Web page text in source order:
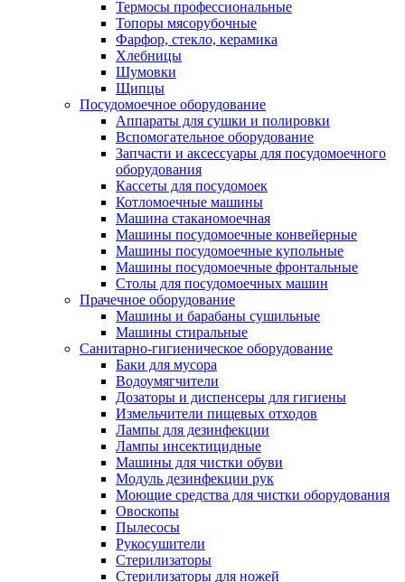
Термосы профессиональные
Топоры мясорубочные
Фарфор, стекло, керамика
Хлебницы
Шумовки
Щипцы
Посудомоечное оборудование
Аппараты для сушки и полировки
Вспомогательное оборудование
Запчасти и аксессуары для посудомоечного
оборудования
Кассеты для посудомоек
Котломоечные машины
Машина стаканомоечная
Машины посудомоечные конвейерные
Машины посудомоечные купольные
Машины посудомоечные фронтальные
Столы для посудомоечных машин
Прачечное оборудование
Машины и барабаны сушильные
Машины стиральные
Санитарно-гигиеническое оборудование
Баки для мусора
Водоумягчители
Дозаторы и диспенсеры для гигиены
Измельчители пищевых отходов
Лампы для дезинфекции
Лампы инсектицидные
Машины для чистки обуви
Модуль дезинфекции рук
Моющие средства для чистки оборудования
Овоскопы
Пылесосы
Рукосушители
Стерилизаторы
Стерилизаторы для ножей